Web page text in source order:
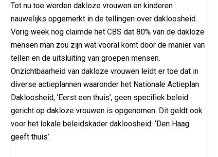
Tot nu toe werden dakloze vrouwen en kinderen
nauwelijks opgemerkt in de tellingen over dakloosheid.
Vorig week nog claimde het CBS dat 80% van de dakloze
mensen man zou zijn wat vooral komt door de manier van
tellen en de uitsluiting van groepen mensen.
Onzichtbaarheid van dakloze vrouwen leidt er toe dat in
diverse actieplannen waaronder het Nationale Actieplan
Dakloosheid, ‘Eerst een thuis’, geen specifiek beleid
gericht op dakloze vrouwen is opgenomen. Dit geldt ook
voor het lokale beleidskader dakloosheid: ‘Den Haag
geeft thuis’.